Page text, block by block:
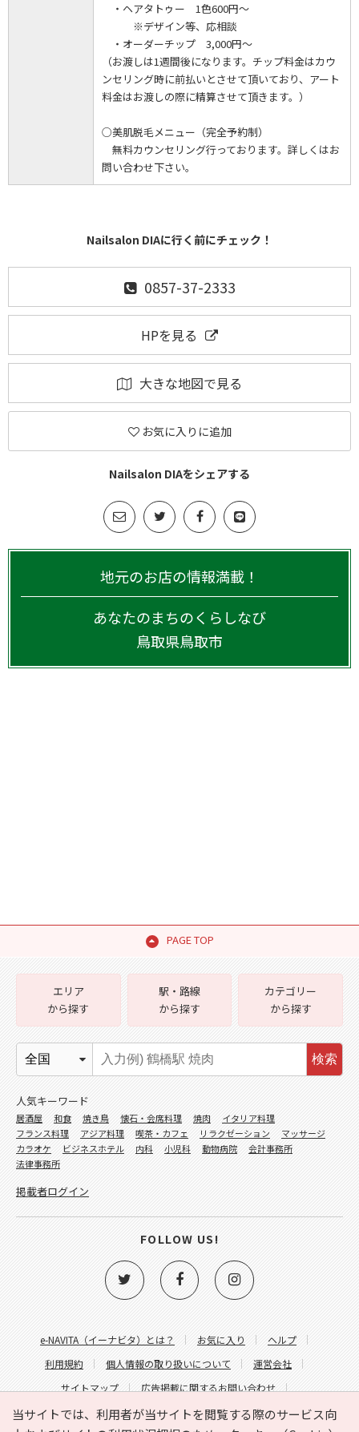
・ヘアタトゥー 1色600円～
※デザイン等、応相談
・オーダーチップ 3,000円～
（お渡しは1週間後になります。チップ料金はカウ
ンセリング時に前払いとさせて頂いており、アート
料金はお渡しの際に精算させて頂きます。）
○美肌脱毛メニュー（完全予約制）
無料カウンセリング行っております。詳しくはお
問い合わせ下さい。
Nailsalon DIAに行く前にチェック！
0857-37-2333
HPを見る
大きな地図で見る
お気に入りに追加
Nailsalon DIAをシェアする
地元のお店の情報満載！
あなたのまちのくらしなび
鳥取県鳥取市
PAGE TOP
当サイトでは、利用者が当サイトを閲覧する際のサービス向
e-NAVITA（イーナビタ）とは？ お気に入り
ヘルプ
利用規約
個人情報の取り扱いについて
運営会社
サイトマップ
広告掲載に関するお問い合わせ
サイトの内容に関するお問い合わせ
エリア
から探す
駅・路線
から探す
カテゴリー
から探す
検索
人気キーワード
居酒屋 和食 焼き鳥 懐石・会席料理 焼肉
イタリア料理
フランス料理
アジア料理 喫茶・カフェ リラクゼーション
マッサージ
カラオケ
ビジネスホテル 内科 小児科 動物病院
会計事務所
法律事務所
掲載者ログイン
FOLLOW US!